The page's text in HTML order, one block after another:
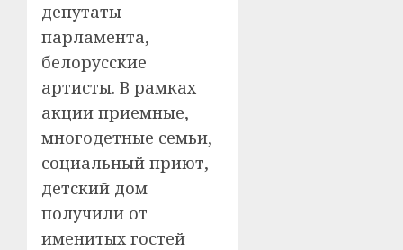
депутаты
парламента,
белорусские
артисты. В рамках
акции приемные,
многодетные семьи,
социальный приют,
детский дом
получили от
именитых гостей